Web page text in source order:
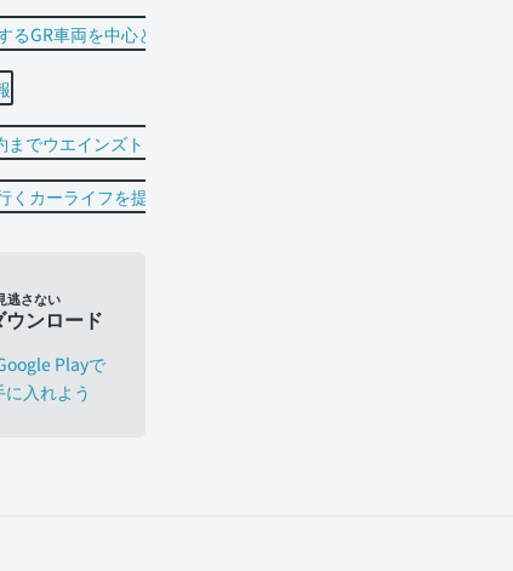
逃さない
ンロード